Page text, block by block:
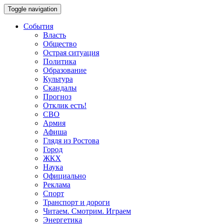
Toggle navigation
События
Власть
Общество
Острая ситуация
Политика
Образование
Культура
Скандалы
Прогноз
Отклик есть!
СВО
Армия
Афиша
Глядя из Ростова
Город
ЖКХ
Наука
Официально
Реклама
Спорт
Транспорт и дороги
Читаем. Смотрим. Играем
Энергетика